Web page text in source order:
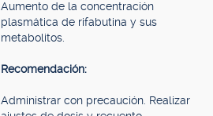
Aumento de la concentración
plasmática de rifabutina y sus
metabolitos.
Recomendación:
Administrar con precaución. Realizar